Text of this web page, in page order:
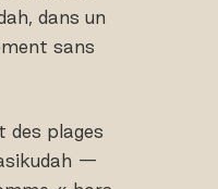
dans un
sans
plages
—